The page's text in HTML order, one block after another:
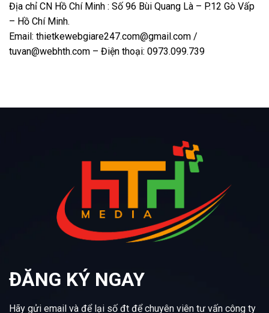
Địa chỉ CN Hồ Chí Minh : Số 96 Bùi Quang Là – P.12 Gò Vấp
– Hồ Chí Minh.
Email: thietkewebgiare247.com@gmail.com /
tuvan@webhth.com – Điện thoại: 0973.099.739
ĐĂNG KÝ NGAY
Hãy gửi email và để lại số đt để chuyên viên tư vấn công ty